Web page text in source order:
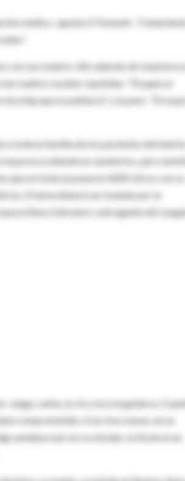
médica -apunta O'Donnell-.
con sus madres. Allí, además de respirarse
madres resultar repetidas: "El papá se
hija que la asaltaron", y la peor: "El
a toda la familia de los pacientes del
se atiende en sanatorios, pero
que en total ya pasaron 6000 chicos con su
El tema deberá ser tratado por la
Elena Liberatori, subrogante del
Juega, canta, se ríe y toca la guitarra.
comprometido. A los tres meses, en un
andaba mal con su mirada. Le hicieron un